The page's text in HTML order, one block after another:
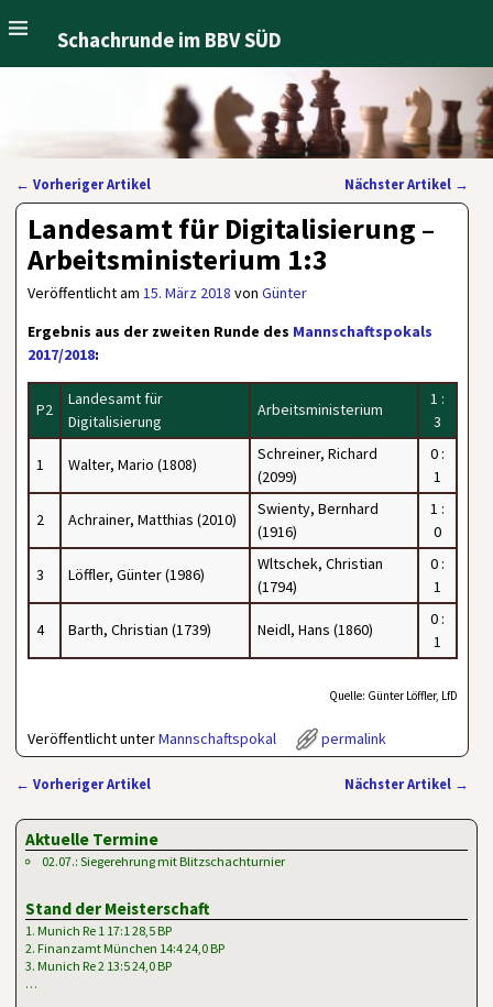
Schachrunde im BBV SÜD
Artikelnavigation
← Vorheriger Artikel Nächster Artikel →
Landesamt für Digitalisierung –
Arbeitsministerium 1:3
Veröffentlicht am15. März 2018 vonGünter
Ergebnis aus der zweiten Runde des Mannschaftspokals
2017/2018:
P2
Landesamt für
Digitalisierung
Arbeitsministerium
1 :
3
1 Walter, Mario (1808)
Schreiner, Richard
(2099)
0 :
1
2 Achrainer, Matthias (2010)
Swienty, Bernhard
(1916)
1 :
0
3 Löffler, Günter (1986)
Wltschek, Christian
(1794)
0 :
1
4 Barth, Christian (1739) Neidl, Hans (1860)
0 :
1
Quelle: Günter Löffler, LfD
Veröffentlicht unterMannschaftspokal permalink
← Vorheriger Artikel Nächster Artikel →
Aktuelle Termine
02.07.: Siegerehrung mit Blitzschachturnier
Stand der Meisterschaft
1. Munich Re 1 17:1 28,5 BP
2. Finanzamt München 14:4 24,0 BP
3. Munich Re 2 13:5 24,0 BP
…